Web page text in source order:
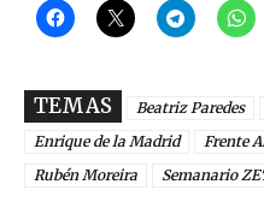
TEMAS Beatriz Paredes
Enrique de la Madrid
Frente
Rubén Moreira
Semanario